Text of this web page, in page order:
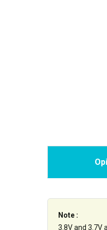
Note :
3.8V and 3.7V